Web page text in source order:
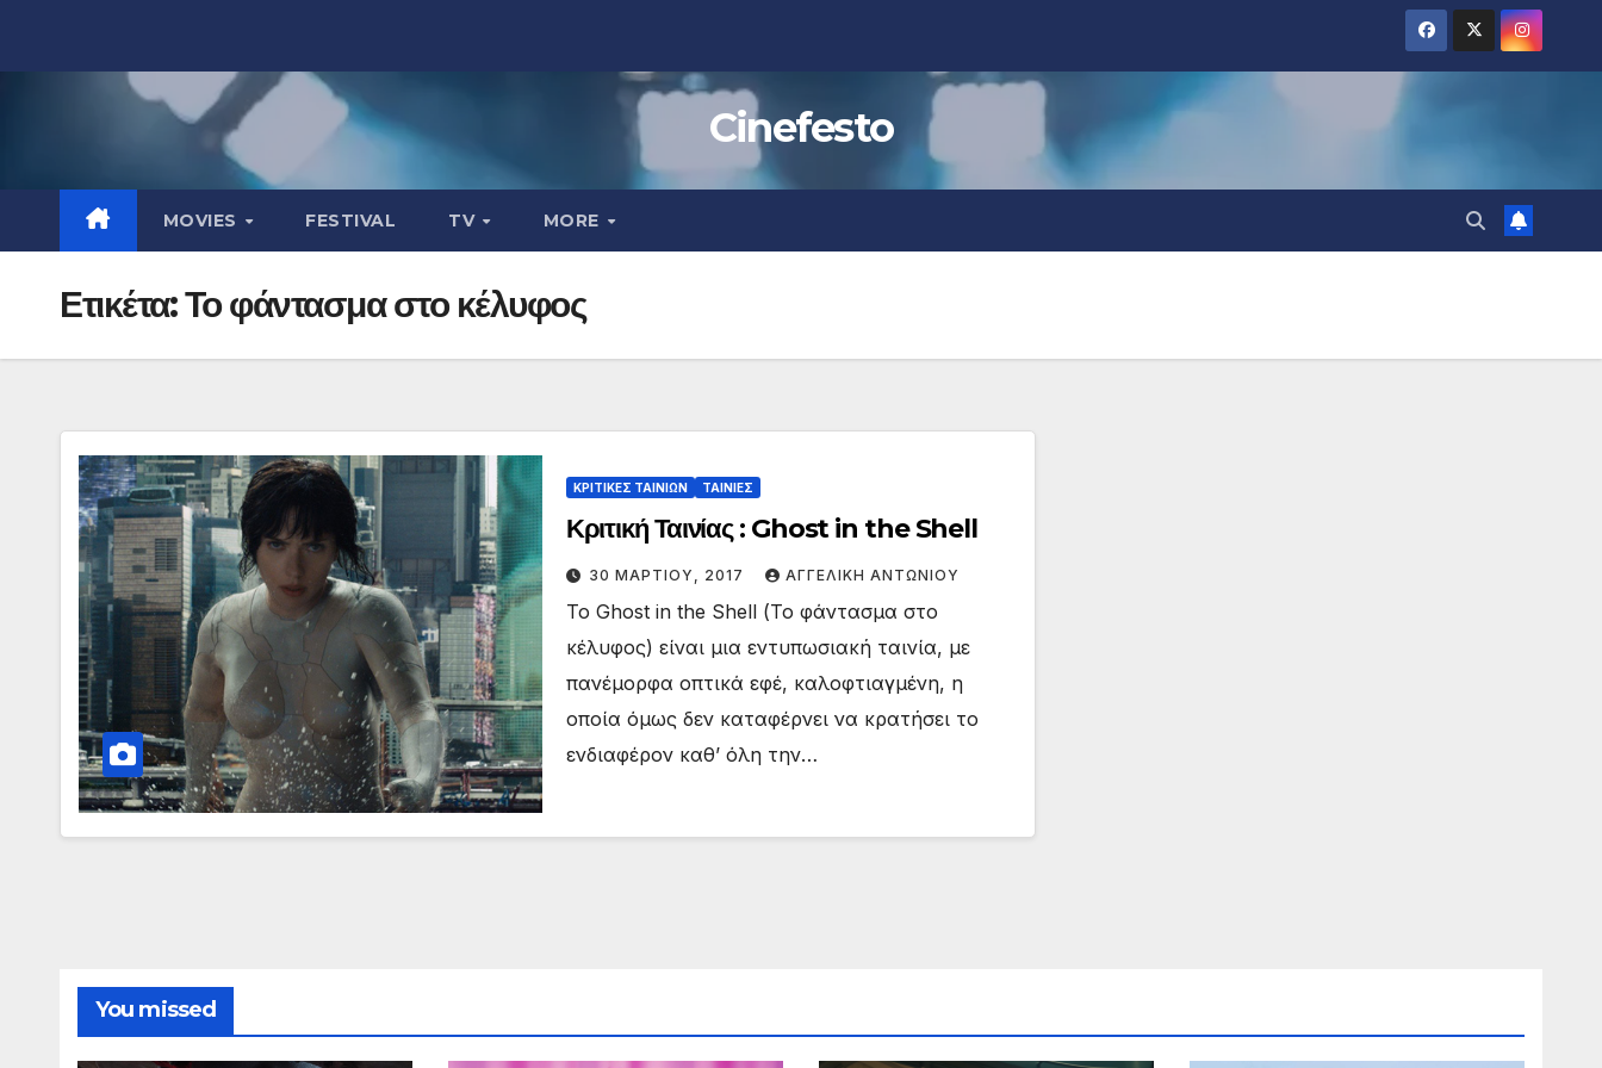
Cinefesto
MOVIES FESTIVAL TV MORE
Ετικέτα:Το φάντασμα στο κέλυφος
ΚΡΙΤΙΚΕΣ ΤΑΙΝΙΩΝ ΤΑΙΝΙΕΣ
Κριτική Ταινίας : Ghost in the Shell
30 ΜΑΡΤΊΟΥ, 2017 ΑΓΓΕΛΙΚΉ ΑΝΤΩΝΊΟΥ
To Ghost in the Shell (Το φάντασμα στο
κέλυφος) είναι μια εντυπωσιακή ταινία, με
πανέμορφα οπτικά εφέ, καλοφτιαγμένη, η
οποία όμως δεν καταφέρνει να κρατήσει το
ενδιαφέρον καθ’ όλη την…
You missed